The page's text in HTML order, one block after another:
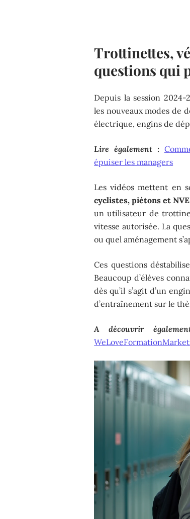
Trottinettes,
questions qui
Depuis la session 2024-
les nouveaux modes de
électrique, engins de
Lire également :
épuiser les managers
Les vidéos mettent en
cyclistes, piétons et
un utilisateur de
vitesse autorisée. La
ou quel aménagement
Ces questions
Beaucoup d’élèves
dès qu’il s’agit d’un
d’entraînement sur le
A découvrir